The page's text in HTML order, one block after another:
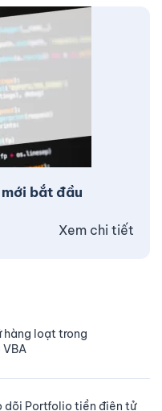
bắt đầu
Xem chi tiết
hàng loạt trong
dõi Portfolio tiền điện tử